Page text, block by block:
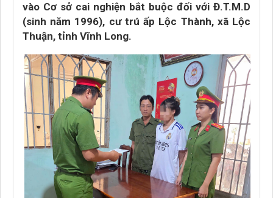
vào Cơ sở cai nghiện bắt buộc đối với Đ.T.M.D
(sinh năm 1996), cư trú ấp Lộc Thành, xã Lộc
Thuận, tỉnh Vĩnh Long.